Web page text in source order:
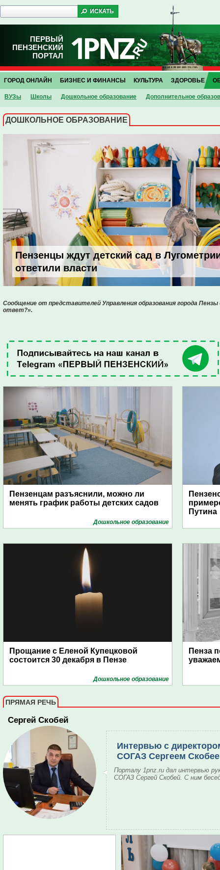
ПЕРВЫЙ
ПЕНЗЕНСКИЙ
ПОРТАЛ
ГОРОД ОНЛАЙН БИЗНЕС И ФИНАНСЫ КУЛЬТУРА ЗДОРОВЬЕ
ВУЗы Школы Дошкольное образование Дополнительное
ДОШКОЛЬНОЕ ОБРАЗОВАНИЕ
Пензенцы ждут детский сад в
ответили власти
Сообщение от представителей Управления образования города
ответ?».
Пензенцам разъяснили, можно ли
менять график работы детских садов
Дошкольное образование
Путина
Прощание с Еленой Купецковой
состоится 30 декабря в Пензе
Дошкольное образование
Пенза
ПРЯМАЯ РЕЧЬ
Сергей Скобей
Интервью с
СОГАЗ Сергеем
Порталу 1pnz.ru дал интервью
СОГАЗ Сергей Скобей. С ним